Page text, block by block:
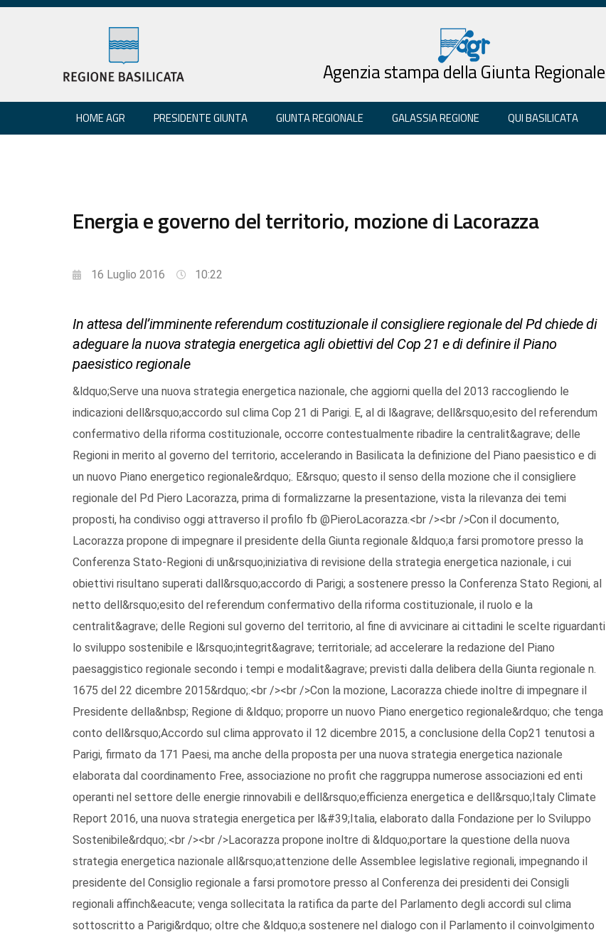
Agenzia stampa della Giunta Regionale
HOME AGR PRESIDENTE GIUNTA GIUNTA REGIONALE GALASSIA REGIONE QUI BASILICATA
Energia e governo del territorio, mozione di Lacorazza
16 Luglio 2016 10:22
In attesa dell’imminente referendum costituzionale il consigliere regionale del Pd chiede di
adeguare la nuova strategia energetica agli obiettivi del Cop 21 e di definire il Piano
paesistico regionale
&ldquo;Serve una nuova strategia energetica nazionale, che aggiorni quella del 2013 raccogliendo le
indicazioni dell&rsquo;accordo sul clima Cop 21 di Parigi. E, al di l&agrave; dell&rsquo;esito del referendum
confermativo della riforma costituzionale, occorre contestualmente ribadire la centralit&agrave; delle
Regioni in merito al governo del territorio, accelerando in Basilicata la definizione del Piano paesistico e di
un nuovo Piano energetico regionale&rdquo;. E&rsquo; questo il senso della mozione che il consigliere
regionale del Pd Piero Lacorazza, prima di formalizzarne la presentazione, vista la rilevanza dei temi
proposti, ha condiviso oggi attraverso il profilo fb @PieroLacorazza.<br /><br />Con il documento,
Lacorazza propone di impegnare il presidente della Giunta regionale &ldquo;a farsi promotore presso la
Conferenza Stato-Regioni di un&rsquo;iniziativa di revisione della strategia energetica nazionale, i cui
obiettivi risultano superati dall&rsquo;accordo di Parigi; a sostenere presso la Conferenza Stato Regioni, al
netto dell&rsquo;esito del referendum confermativo della riforma costituzionale, il ruolo e la
centralit&agrave; delle Regioni sul governo del territorio, al fine di avvicinare ai cittadini le scelte riguardanti
lo sviluppo sostenibile e l&rsquo;integrit&agrave; territoriale; ad accelerare la redazione del Piano
paesaggistico regionale secondo i tempi e modalit&agrave; previsti dalla delibera della Giunta regionale n.
1675 del 22 dicembre 2015&rdquo;.<br /><br />Con la mozione, Lacorazza chiede inoltre di impegnare il
Presidente della&nbsp; Regione di &ldquo; proporre un nuovo Piano energetico regionale&rdquo; che tenga
conto dell&rsquo;Accordo sul clima approvato il 12 dicembre 2015, a conclusione della Cop21 tenutosi a
Parigi, firmato da 171 Paesi, ma anche della proposta per una nuova strategia energetica nazionale
elaborata dal coordinamento Free, associazione no profit che raggruppa numerose associazioni ed enti
operanti nel settore delle energie rinnovabili e dell&rsquo;efficienza energetica e dell&rsquo;Italy Climate
Report 2016, una nuova strategia energetica per l&#39;Italia, elaborato dalla Fondazione per lo Sviluppo
Sostenibile&rdquo;.<br /><br />Lacorazza propone inoltre di &ldquo;portare la questione della nuova
strategia energetica nazionale all&rsquo;attenzione delle Assemblee legislative regionali, impegnando il
presidente del Consiglio regionale a farsi promotore presso al Conferenza dei presidenti dei Consigli
regionali affinch&eacute; venga sollecitata la ratifica da parte del Parlamento degli accordi sul clima
sottoscritto a Parigi&rdquo; oltre che &ldquo;a sostenere nel dialogo con il Parlamento il coinvolgimento